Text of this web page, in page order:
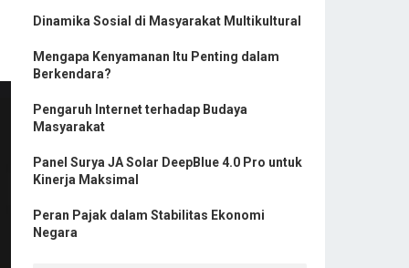
Dinamika Sosial di Masyarakat Multikultural
Mengapa Kenyamanan Itu Penting dalam
Berkendara?
Pengaruh Internet terhadap Budaya
Masyarakat
Panel Surya JA Solar DeepBlue 4.0 Pro untuk
Kinerja Maksimal
Peran Pajak dalam Stabilitas Ekonomi
Negara